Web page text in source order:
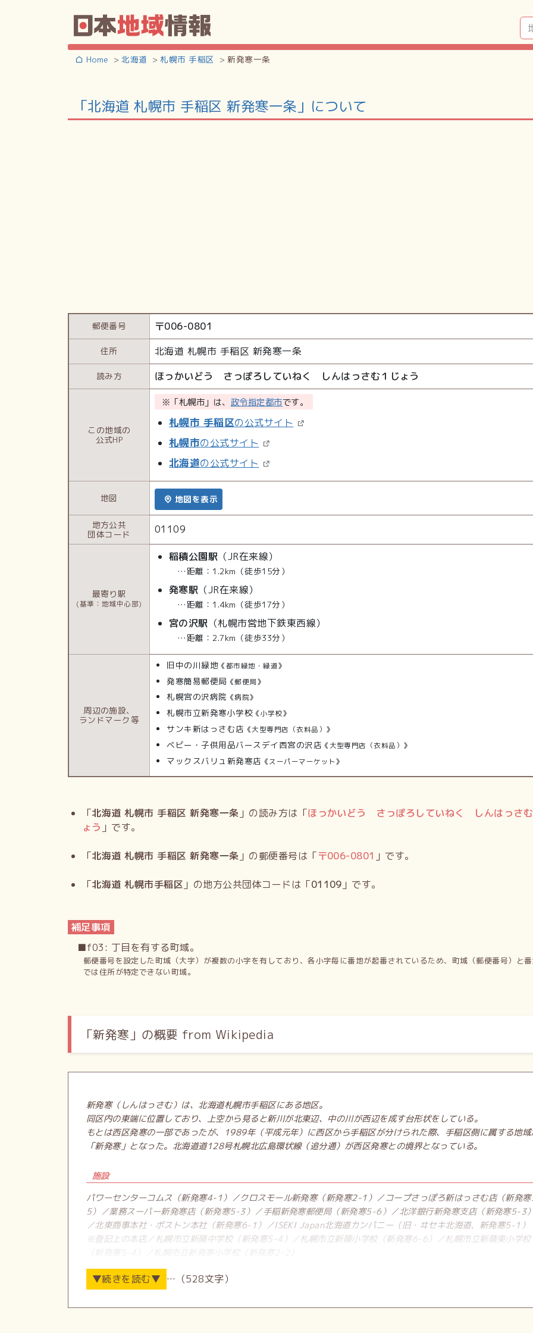
Home 北海道 札幌市 手稲区 新発寒一条
「北海道 札幌市 手稲区 新発寒一条」について
郵便番号 〒006-0801
住所 北海道 札幌市 手稲区 新発寒一条
読み方 ほっかいどう さっぽろしていねく しんはっさむ１じょう
この地域の
公式HP
※「札幌市」は、 政令指定都市です。
札幌市 手稲区の公式サイト
札幌市の公式サイト
北海道の公式サイト
地図 地図を表示
地方公共
団体コード
01109
最寄り駅
(基準：地域中心部)
稲積公園駅 （JR在来線）
…距離：1.2km（徒歩15分）
発寒駅 （JR在来線）
…距離：1.4km（徒歩17分）
宮の沢駅 （札幌市営地下鉄東西線）
…距離：2.7km（徒歩33分）
周辺の施設、
ランドマーク等
旧中の川緑地 《都市緑地・緑道》
発寒簡易郵便局 《郵便局》
札幌宮の沢病院 《病院》
札幌市立新発寒小学校 《小学校》
サンキ新はっさむ店 《大型専門店（衣料品）》
ベビー・子供用品バースデイ西宮の沢店 《大型専門店（衣料品）》
マックスバリュ新発寒店 《スーパーマーケット》
「北海道 札幌市 手稲区 新発寒一条 」の読み方は「ほっかいどう さっぽろしていねく しんはっさ
ょう 」です。
「北海道 札幌市 手稲区 新発寒一条 」の郵便番号は「〒006-0801 」です。
「北海道 札幌市手稲区 」の地方公共団体コードは「01109 」です。
補足事項
■f03: 丁目を有する町域。
郵便番号を設定した町域（大字）が複数の小字を有しており、各小字毎に番地が起番されているため、町域（郵便番号）と
では住所が特定できない町域。
「新発寒」の概要 from Wikipedia
新発寒（しんはっさむ）は、北海道札幌市手稲区にある地区。
同区内の東端に位置しており、上空から見ると新川が北東辺、中の川が西辺を成す台形状をしている。
もとは西区発寒の一部であったが、1989年（平成元年）に西区から手稲区が分けられた際、手稲区側に属する地域
「新発寒」となった。北海道道128号札幌北広島環状線（追分通）が西区発寒との境界となっている。
施設
パワーセンターコムス（新発寒4-1）／クロスモール新発寒（新発寒2-1）／コープさっぽろ新はっさむ店（新発
5）／業務スーパー新発寒店（新発寒5-3）／手稲新発寒郵便局（新発寒5-6）／北洋銀行新発寒支店（新発寒5-3
／北東商事本社・ボストン本社（新発寒6-1）／ISEKI Japan北海道カンパニー（旧・ヰセキ北海道、新発寒5-1）
※登記上の本店／札幌市立新陵中学校（新発寒5-4）／札幌市立新陵小学校（新発寒6-6）／札幌市立新陵東小学校
参考文献
関秀志 編『札幌の地名がわかる本』亜璃西社、2018年11月16日。ISBN 978-4-906740-34-5。
…（528文字）